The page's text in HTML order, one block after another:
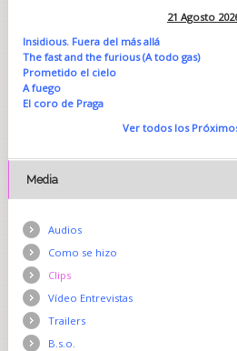
21 Agosto
Insidious. Fuera del más allá
The fast and the furious (A todo gas)
Prometido el cielo
A fuego
El coro de Praga
Ver todos los
Media
Audios
Como se hizo
Clips
Vídeo Entrevistas
Trailers
B.s.o.